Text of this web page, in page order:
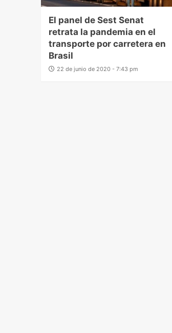
El panel de Sest Senat
retrata la pandemia en el
transporte por carretera en
Brasil
22 de junio de 2020 - 7:43 pm